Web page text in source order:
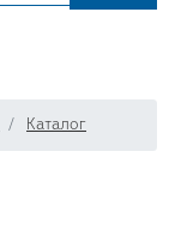
Каталог